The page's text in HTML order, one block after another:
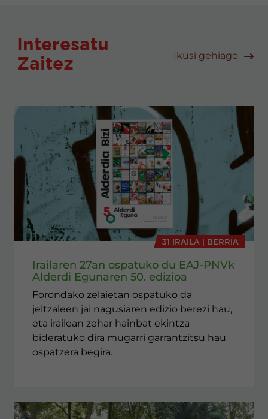
Interesatu
Zaitez
Ikusi gehiago
31 IRAILA | BERRIA
Irailaren 27an ospatuko du EAJ-PNVk
Alderdi Egunaren 50. edizioa
Forondako zelaietan ospatuko da
jeltzaleen jai nagusiaren edizio berezi hau,
eta irailean zehar hainbat ekintza
bideratuko dira mugarri garrantzitsu hau
ospatzera begira.